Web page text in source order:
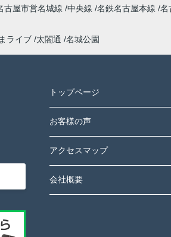
古屋市営名城線 中央線 名鉄名古屋本線 名
ライブ 太閤通 名城公園
トップページ
お客様の声
アクセスマップ
会社概要